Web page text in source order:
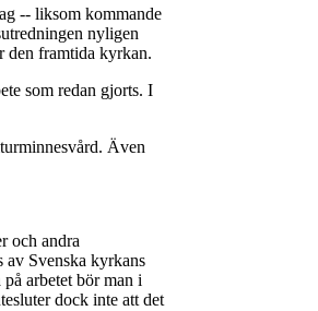
-- liksom kommande
nyligen
den framtida kyrkan.
som redan gjorts. I
Även
och andra
av Svenska kyrkans
arbetet bör man i
dock inte att det